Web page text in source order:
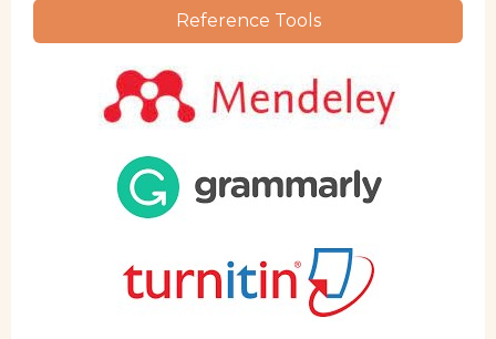
Reference Tools